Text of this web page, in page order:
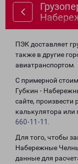
ПЭК доставляет
также в другие
авиатранспортом.
С примерной
Губкин -
сайте,
калькулятора или
660-11-11
Для того, чтобы
Набережные
данные для